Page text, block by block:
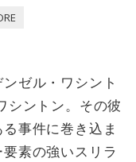
ゼル・ワシント
シントン。その彼
事件に巻き込ま
素の強いスリラ